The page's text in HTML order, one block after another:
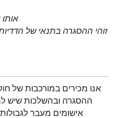
(2)
ההסגרה ובהשלכות שיש
אישומים מעבר